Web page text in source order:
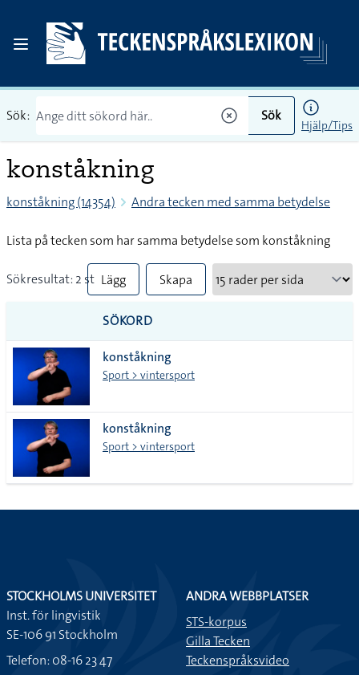
Sök: Sök
Hjälp/Tips
konståkning
konståkning (14354) Andra tecken med samma betydelse
Lista på tecken som har samma betydelse som konståkning
Sökresultat: 2 st Lägg
till
alla i
lista
Skapa
SÖKORD
konståkning
Sport > vintersport
konståkning
Sport > vintersport
STOCKHOLMS UNIVERSITET
Inst. för lingvistik
SE-106 91 Stockholm
Telefon: 08-16 23 47
ANDRA WEBBPLATSER
STS-korpus
Gilla Tecken
Teckenspråksvideo